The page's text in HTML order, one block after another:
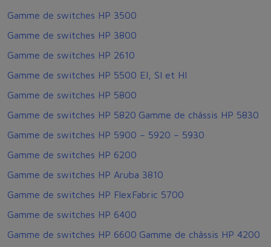
Gamme de switches HP 3500
Gamme de switches HP 3800
Gamme de switches HP 2610
Gamme de switches HP 5500 EI, SI et HI
Gamme de switches HP 5800
Gamme de switches HP 5820 Gamme de châssis HP 5830
Gamme de switches HP 5900 – 5920 – 5930
Gamme de switches HP 6200
Gamme de switches HP Aruba 3810
Gamme de switches HP FlexFabric 5700
Gamme de switches HP 6400
Gamme de switches HP 6600 Gamme de châssis HP 4200